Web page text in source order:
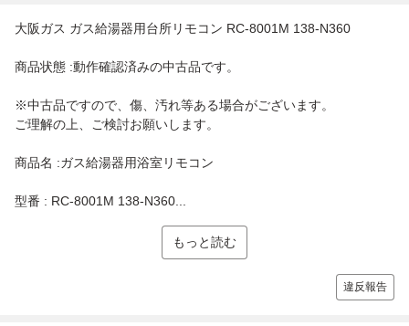
大阪ガス ガス給湯器用台所リモコン RC-8001M 138-N360
商品状態 :動作確認済みの中古品です。
※中古品ですので、傷、汚れ等ある場合がございます。
ご理解の上、ご検討お願いします。
商品名 :ガス給湯器用浴室リモコン
型番 : RC-8001M 138-N360...
もっと読む
違反報告